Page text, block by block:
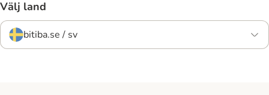
Välj land
bitiba.se / sv